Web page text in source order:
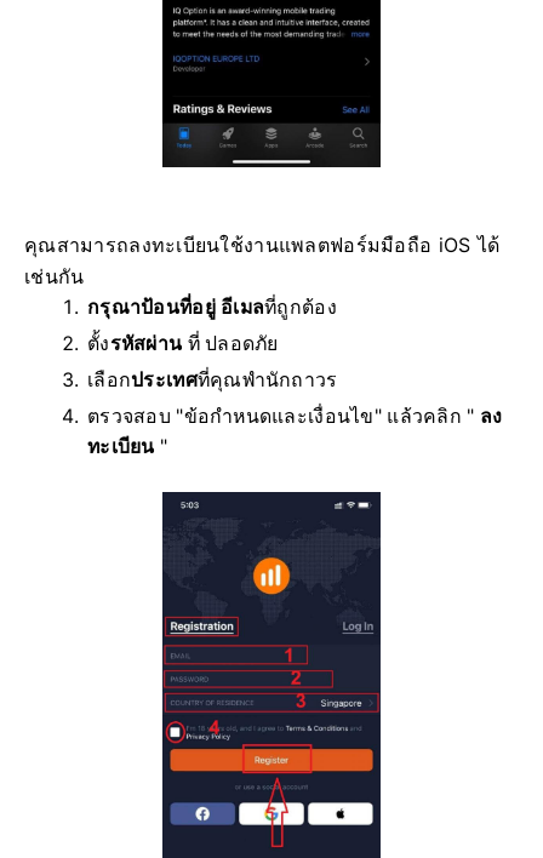
คุณสามารถลงทะเบียนใช้งานแพลตฟอร์มมือถือ iOS ได้
เช่นกัน
กรุณาป้อนที่อยู่ อีเมลที่ถูกต้อง
ตั้งรหัสผ่าน ที่ ปลอดภัย
เลือกประเทศที่คุณพำนักถาวร
ตรวจสอบ "ข้อกำหนดและเงื่อนไข" แล้วคลิก " ลง
ทะเบียน "